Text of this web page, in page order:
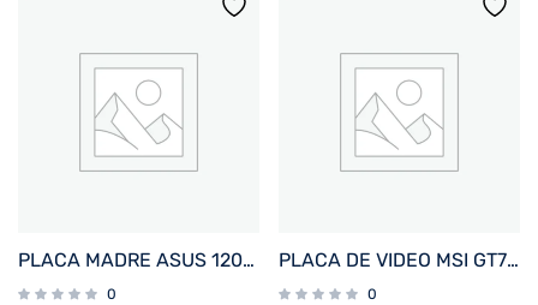
PLACA MADRE ASUS 1200 PRIME H510M-R R2.0 V/S/R/HDMI/DDR4/USB3.2/MATX
0
PLACA DE VIDEO MSI GT710 2GB DDR3 GT710-2GD3-LP
0